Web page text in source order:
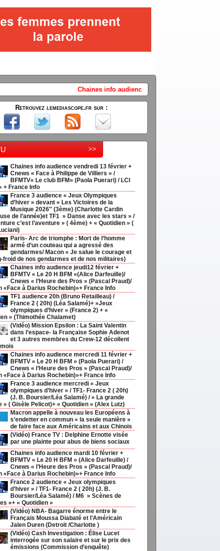
Chaines info audience vendredi 13 février + Cnews « Face à
Retrouvez lemediascope.fr sur :
>>
Chaines info audience vendredi 13 février +
Cnews « Face à Philippe de Villiers » /
BFMTV« Le club BFM» (Paola Puerari) / LCI
+ France Info
France 3 audience « Jeux Olympiques
d’hiver » devant « Les Victoires de la
Musique 2026″ (3ème) (Charlotte Cardin
de l’année)et TF1 » Danse avec les stars » /
c’est l’aventure » ( 4ème) + « Quotidien » (
Paris- Arc de triomphe : Mort de l’homme
armé d’un couteau qui a agressé des
gendarmes/ Macon « Je salue le courage et
froid de nos gendarmes et de nos militaires)
Chaines info audience jeudi12 février +
BFMTV « Le 20 H BFM »(Alice Darfeuille)/
Cnews « l’Heure des Pros » (Pascal Praud)/
«Face à Darius Rochebin)»+ France Info
TF1 audience 20h (Bruno Retailleau) /
France 2 ( 20h) (Léa Salamé)+ »Jeux
olympiques d’hiver » (France 2) + «
» (Thimothée Chalamet)
(Vidéo) Mission Epsilon : La Saint Valentin
dans l’espace- la Française Sophie Adenot
et 3 autres membres du Crew-12 décollent
Chaines info audience mercredi 11 février +
BFMTV « Le 20 H BFM » (Paola Puerari) /
Cnews « l’Heure des Pros » (Pascal Praud)/
«Face à Darius Rochebin)»+ France Info
France 3 audience mercredi « Jeux
olympiques d’hiver » / TF1- France 2 ( 20h)
(J. B. Boursier/Léa Salamé) / » La grande
» ( Gisèle Pelicot)+ « Quotidien » (Alex Lutz)
Macron appelle à nouveau les Européens à
s’endetter en commun « la seule manière »
de faire face aux Américains et aux Chinois
(Vidéo) France TV : Delphine Ernotte visée
par une plainte pour abus de biens sociaux
Chaines info audience mardi 10 février +
BFMTV « Le 20 H BFM » (Alice Darfeuille) /
Cnews « l’Heure des Pros » (Pascal Praud)/
«Face à Darius Rochebin)»+ France Info
France 2 audience « Jeux olympiques
d’hiver » / TF1- France 2 ( 20h) (J. B.
Boursier/Léa Salamé) / M6 » Scènes de
»+ « Quotidien »
(Vidéo) NBA- Bagarre énorme entre le
Français Moussa Diabaté et l’Américain
Jalen Duren (Detroit /Charlotte )
(Vidéo) Cash Investigation : Élise Lucet
interrogée sur son salaire et sur le prix des
émissions (Commission d’enquête)